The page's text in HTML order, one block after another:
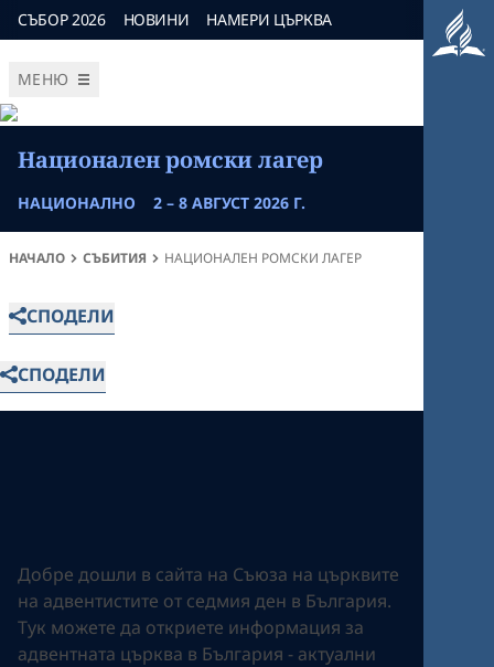
СЪБОР 2026 НОВИНИ НАМЕРИ ЦЪРКВА
МЕНЮ
Национален ромски лагер
НАЦИОНАЛНО 2 – 8 АВГУСТ 2026 Г.
НАЧАЛО СЪБИТИЯ НАЦИОНАЛЕН РОМСКИ ЛАГЕР
СПОДЕЛИ
СПОДЕЛИ
Добре дошли в сайта на Съюза на църквите
на адвентистите от седмия ден в България.
Tук можете да откриете информация за
адвентната църква в България - актуални